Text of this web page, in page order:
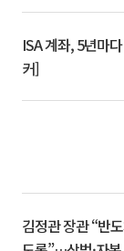
ISA 계좌, 5년마
커]
김정관 장관 “반